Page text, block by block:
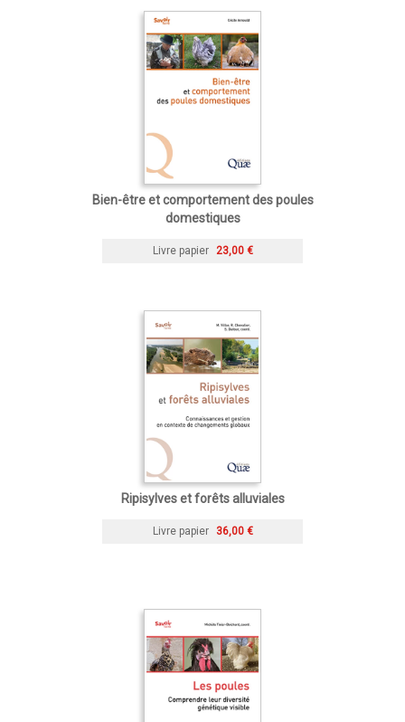
Bien-être et comportement des poules
domestiques
Livre papier 23,00 €
Ripisylves et forêts alluviales
Livre papier 36,00 €